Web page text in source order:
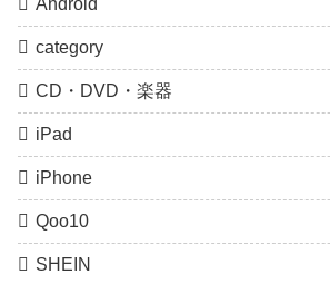
Android
category
CD・DVD・楽器
iPad
iPhone
Qoo10
SHEIN